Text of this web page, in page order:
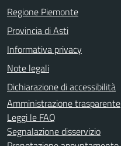
Regione Piemonte
Provincia di Asti
Informativa privacy
Note legali
Dichiarazione di accessibilità
Amministrazione trasparente
Leggi le FAQ
Segnalazione disservizio